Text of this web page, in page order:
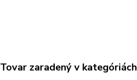
Tovar zaradený v kategóriách